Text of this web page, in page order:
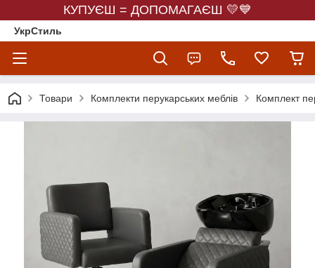
КУПУЄШ = ДОПОМАГАЄШ 💛💙
УкрСтиль
Товари Комплекти перукарських меблів Комплект